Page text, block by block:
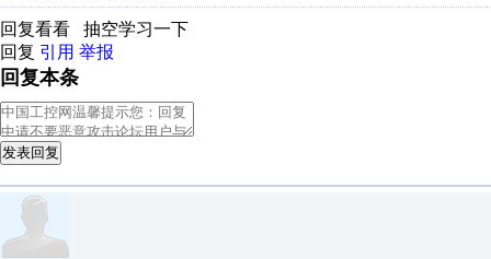
回复看看 抽空学习一下
回复 引用 举报
回复本条
发表回复